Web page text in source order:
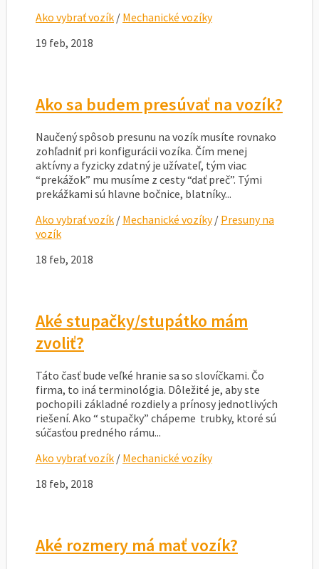
Ako vybrať vozík / Mechanické vozíky
19 feb, 2018
Ako sa budem presúvať na vozík?
Naučený spôsob presunu na vozík musíte rovnako
zohľadniť pri konfigurácii vozíka. Čím menej
aktívny a fyzicky zdatný je užívateľ, tým viac
“prekážok” mu musíme z cesty “dať preč”. Tými
prekážkami sú hlavne bočnice, blatníky...
Ako vybrať vozík / Mechanické vozíky/ Presuny na
vozík
18 feb, 2018
Aké stupačky/stupátko mám
zvoliť?
Táto časť bude veľké hranie sa so slovíčkami. Čo
firma, to iná terminológia. Dôležité je, aby ste
pochopili základné rozdiely a prínosy jednotlivých
riešení. Ako “ stupačky” chápeme trubky, ktoré sú
súčasťou predného rámu...
Ako vybrať vozík / Mechanické vozíky
18 feb, 2018
Aké rozmery má mať vozík?